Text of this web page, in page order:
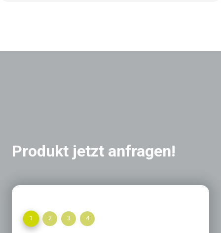
Produkt jetzt anfragen!
1 2 3 4